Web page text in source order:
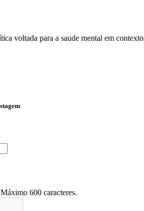
Máximo 600 caracteres.